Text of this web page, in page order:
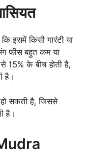
इसमें किसी गारंटी या
फीस बहुत कम या
15% के बीच होती है,
है।
सकती है, जिससे
है।